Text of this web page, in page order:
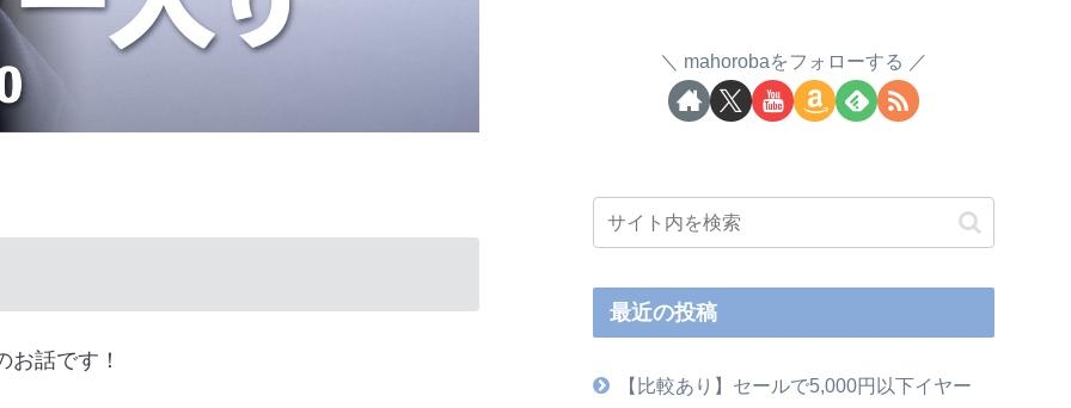
話です！
mahorobaをフォローする
最近の投稿
【比較あり】セールで5,000円以下イヤー